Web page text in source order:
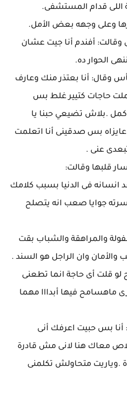
اللى قدام المستشفى.
وعلى وجهه بعض الأمل.
وقالت: أفندم أنا جيت عشان
الحوار ده.
وقال: أنا بعتذر منك وعارف
حاجات كتيير غلط بس
.بلاش تضيعي حبنا يا
بس صدقينى أنا اتعلمت
عنى .
قلبها وقالت:
انسانه فى الدنيا بسبب كلامك
جوايا صعب انه يتصلح
والمراهقة والشباب بقت
والأمان وان الراجل هو السند .
قلت أى حاجة انما تطعنى
ماهسامح فيها أبدااا مهما
بس حبيت اعرفك أنى
معاك هنا لانى مش قادرة
.وياريت متحاولش تكلمنى